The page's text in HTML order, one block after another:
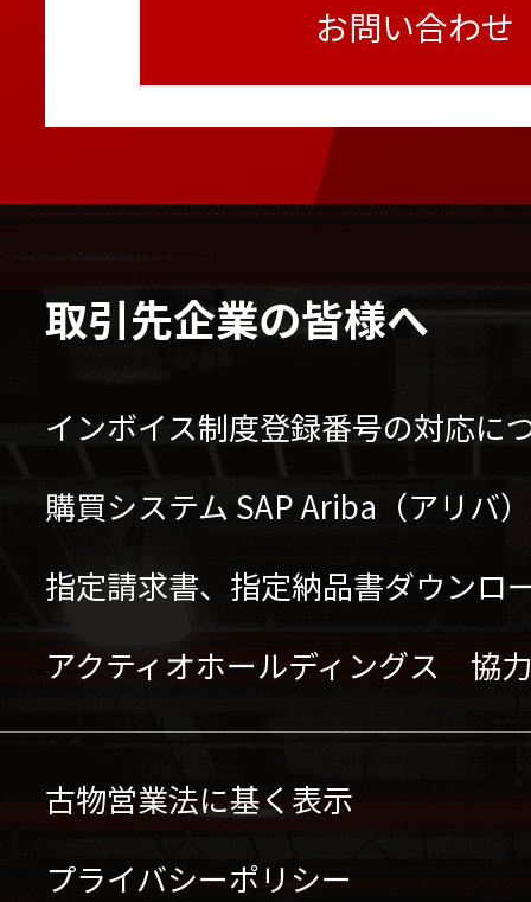
カニクレーン ナックルブ
バッテリーフォークリフ
様）
お問い合わせ
取引先企業の皆様へ
インボイス制度登録番号の対応に
購買システム SAP Ariba（アリバ
指定請求書、指定納品書ダウンロ
アクティオホールディングス 協
古物営業法に基く表示
プライバシーポリシー